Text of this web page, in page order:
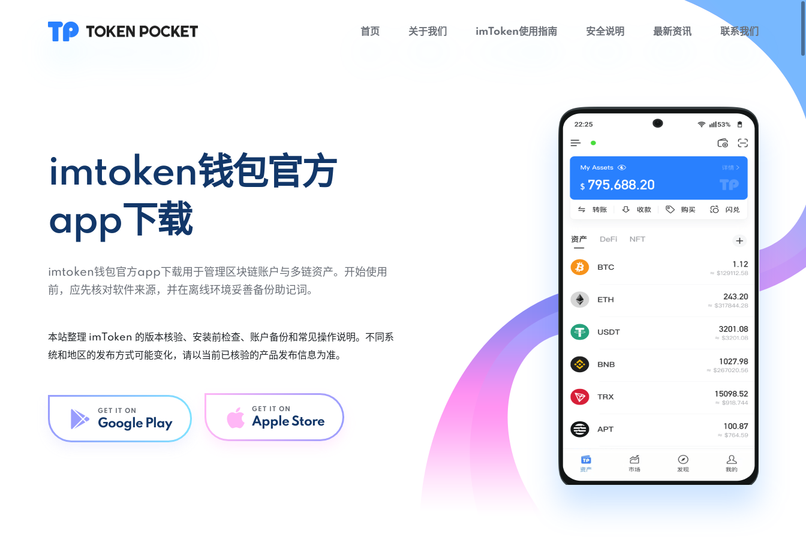
首页 关于我们 imToken使用指南 安全说明 最新资讯 联系我们
imtoken钱包官方
app下载
imtoken钱包官方app下载用于管理区块链账户与多链资产。开始使用
前，应先核对软件来源，并在离线环境妥善备份助记词。
本站整理 imToken 的版本核验、安装前检查、账户备份和常见操作说明。不同系
统和地区的发布方式可能变化，请以当前已核验的产品发布信息为准。
GET IT ON
Google Play
GET IT ON
Apple Store